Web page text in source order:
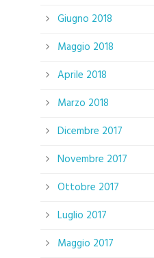
Giugno 2018
Maggio 2018
Aprile 2018
Marzo 2018
Dicembre 2017
Novembre 2017
Ottobre 2017
Luglio 2017
Maggio 2017